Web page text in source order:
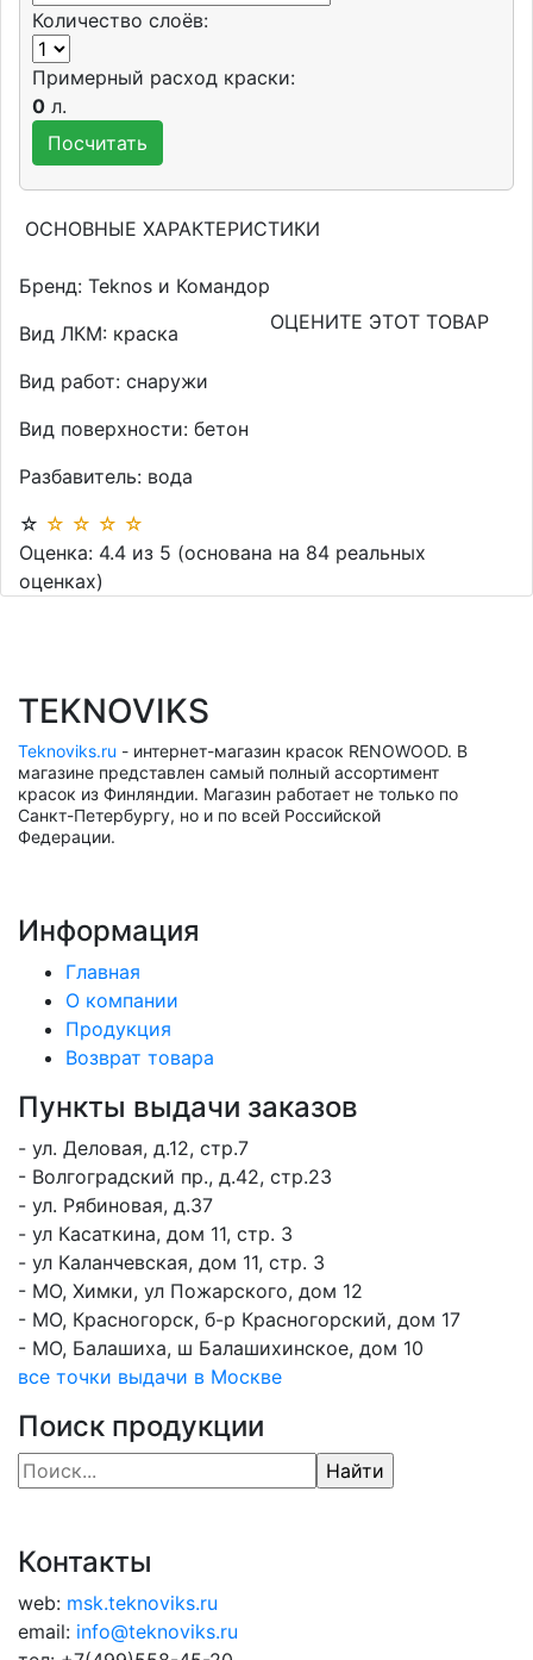
Количество слоёв:
Примерный расход краски:
0 л.
ОСНОВНЫЕ ХАРАКТЕРИСТИКИ
Бренд: Teknos и Командор
Вид ЛКМ: краска
Вид работ: снаружи
Вид поверхности: бетон
Разбавитель: вода
ОЦЕНИТЕ ЭТОТ ТОВАР
☆ ☆ ☆ ☆ ☆
Оценка: 4.4 из 5 (основана на 84 реальных
оценках)
TEKNOVIKS
Teknoviks.ru - интернет-магазин красок RENOWOOD. В
магазине представлен самый полный ассортимент
красок из Финляндии. Магазин работает не только по
Санкт-Петербургу, но и по всей Российской
Федерации.
Информация
Главная
О компании
Продукция
Возврат товара
Пункты выдачи заказов
- ул. Деловая, д.12, стр.7
- Волгоградский пр., д.42, стр.23
- ул. Рябиновая, д.37
- ул Касаткина, дом 11, стр. 3
- ул Каланчевская, дом 11, стр. 3
- МО, Химки, ул Пожарского, дом 12
- МО, Красногорск, б-р Красногорский, дом 17
- МО, Балашиха, ш Балашихинское, дом 10
все точки выдачи в Москве
Поиск продукции
Контакты
web: msk.teknoviks.ru
email: info@teknoviks.ru